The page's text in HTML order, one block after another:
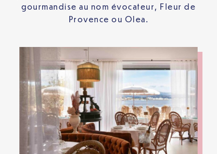
gourmandise au nom évocateur, Fleur de
Provence ou Olea.